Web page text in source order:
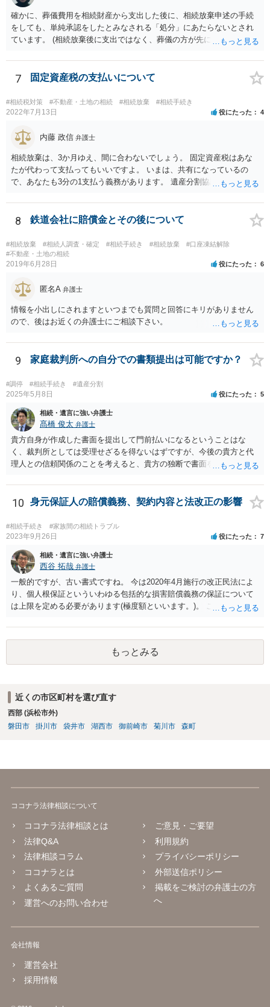
いうことになります。これ以外にも気をつける点はあるかもしれませ
んので、一度相談して想定するのがおすすめと思います。
確かに、葬儀費用を相続財産から支出した後に、相続放棄申述の手続
をしても、単純承認をしたとみなされる「処分」にあたらないとされ
ています。 (相続放棄後に支出ではなく、葬儀の方が先に来るのが通常
述の手続ということだと思いますが) ただ、葬儀費用ならいくらでもよ
いということではなく、身分相応の、社会的儀式として当然認められ
る程度の金額に留まると考えた方がよいです。 もし、相続人の皆さん
に葬儀費用を支出する経済力がなく、質素な葬儀を行った費用であれ
ば相続財産から支出しても単純承認と認められない可能性が高いの
7 固定資産税の支払いについて
#相続税対策 #不動産・土地の相続 #相続放棄 #相続手続き
2022年7月13日 役にたった 4
内藤 政信 弁護士
相続放棄は、3か月ゆえ、間に合わないでしょう。 固定資産税はあな
たが代わって支払ってもいいですよ。 いまは、共有になっているの
で、あなたも3分の1支払う義務があります。 遺産分割協議をして、不
払い義務があります。
8 鉄道会社に賠償金とその後について
#相続放棄 #相続人調査・確定 #相続手続き #相続放棄
#口座凍結解除
#不動産・土地の相続
2019年6月28日 役にたった 6
匿名A 弁護士
情報を小出しにされますといつまでも質問と回答にキリがありません
ので、後はお近くの弁護士にご相談下さい。
9 家庭裁判所への自分での書類提出は可能ですか？
#調停 #相続手続き #遺産分割
2025年5月8日 役にたった 5
相続・遺言に強い弁護士
髙橋 俊太 弁護士
貴方自身が作成した書面を提出して門前払いになるということはな
く、裁判所としては受理せざるを得ないはずですが、今後の貴方と代
理人との信頼関係のことを考えると、貴方の独断で書面を提出したり
士が主張書面の提出を渋っているようですが、弁護士として提出の実
益がないと考えている可能性もあると思いますので、そのあたりも含
めて、弁護士見解を確認等するためによく打ち合わせた方がよいと思
います。単に面倒臭いということで書面提出をしないということであ
れば、当該弁護士との委任関係を修了した上で、貴方のほうで書面提
出することを検討なさった方がよいでしょう。
10 身元保証人の賠償義務、契約内容と法改正の影響
#相続手続き #家族間の相続トラブル
2023年9月26日 役にたった 7
相続・遺言に強い弁護士
西谷 拓哉 弁護士
一般的ですが、古い書式ですね。 今は2020年4月施行の改正民法によ
り、個人根保証といういわゆる包括的な損害賠償義務の保証について
は上限を定める必要があります(極度額といいます。)。 この書式にサ
り、会社側は請求できない可能性が高そうです。
もっとみる
近くの市区町村を選び直す
西部 (浜松市外)
磐田市
掛川市 袋井市 湖西市 御前崎市 菊川市 森町
ココナラ法律相談について
ココナラ法律相談とは
法律Q&A
法律相談コラム
ココナラとは
よくあるご質問
運営へのお問い合わせ
ご意見・ご要望
利用規約
プライバシーポリシー
外部送信ポリシー
掲載をご検討の弁護士の方
へ
会社情報
運営会社
採用情報